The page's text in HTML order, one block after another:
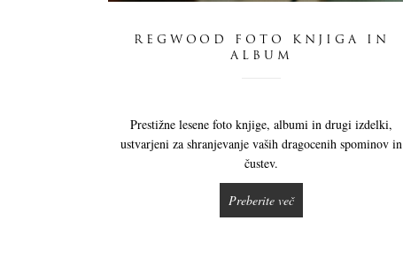
REGWOOD FOTO KNJIGA IN
ALBUM
Prestižne lesene foto knjige, albumi in drugi izdelki,
ustvarjeni za shranjevanje vaših dragocenih spominov in
čustev.
Preberite več